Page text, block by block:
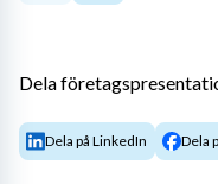
Dela
Dela på LinkedIn Dela